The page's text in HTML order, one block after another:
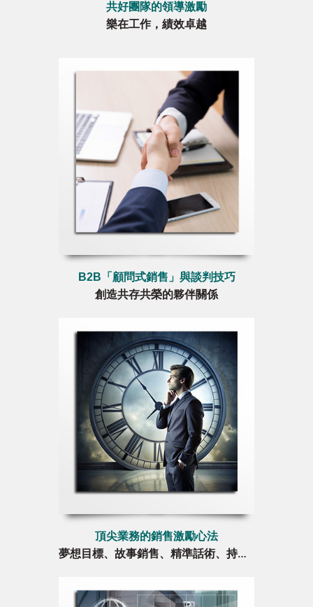
共好團隊的領導激勵
樂在工作，績效卓越
B2B「顧問式銷售」與談判技巧
創造共存共榮的夥伴關係
頂尖業務的銷售激勵心法
夢想目標、故事銷售、精準話術、持續成交